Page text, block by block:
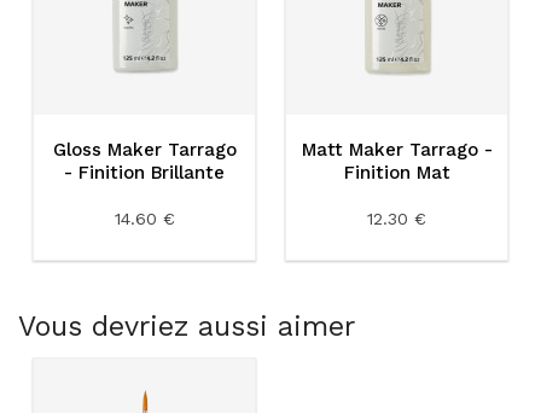
Gloss Maker Tarrago
- Finition Brillante
14.60 €
Matt Maker Tarrago -
Finition Mat
12.30 €
Vous devriez aussi aimer